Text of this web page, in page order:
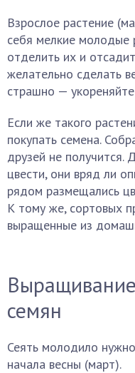
Взрослое растение
себя мелкие молодые
отделить их и
желательно сделать
страшно —
Если же такого
покупать семена.
друзей не получится.
цвести, они вряд ли
рядом размещались
К тому же, сортовых
выращенные из
семян
Сеять молодило
начала весны (март).